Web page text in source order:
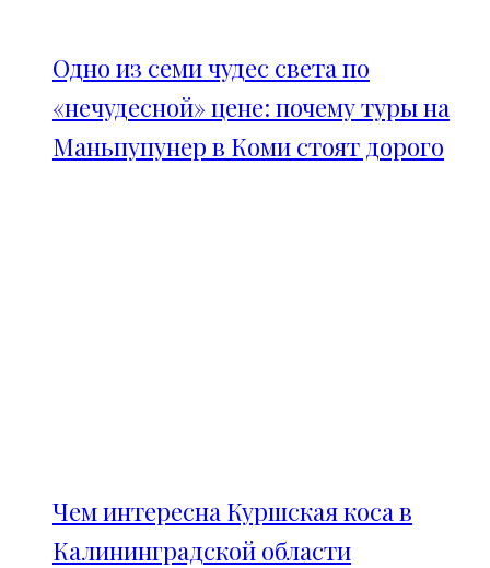
Одно из семи чудес света по
«нечудесной» цене: почему туры на
Маньпупунер в Коми стоят дорого
Чем интересна Куршская коса в
Калининградской области